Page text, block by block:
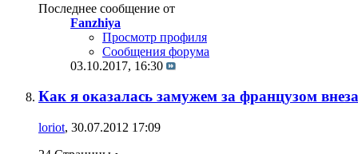
Последнее сообщение от
Fanzhiya
Просмотр профиля
Сообщения форума
03.10.2017, 16:30
Как я оказалась замужем за французом
loriot, 30.07.2012 17:09